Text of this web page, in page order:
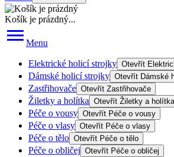
Košík je prázdný...
Menu
Elektrické holicí strojky Otevřít
Dámské holicí strojky Otevřít Dámské
Zastřihovače Otevřít Zastřihovače
Žiletky a holítka Otevřít Žiletky a holítka
Péče o vousy Otevřít Péče o vousy
Péče o vlasy Otevřít Péče o vlasy
Péče o tělo Otevřít Péče o tělo
Péče o obličej Otevřít Péče o obličej